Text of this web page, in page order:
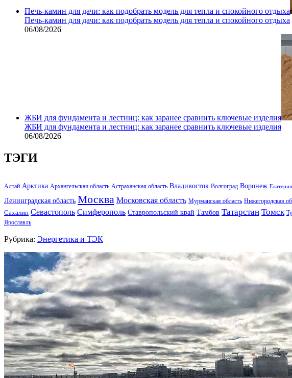
Печь-камин для дачи: как подобрать модель для тепла и спокойного отдыха
Печь-камин для дачи: как подобрать модель для тепла и спокойного отдыха
06/08/2026
ЖБИ для фундамента и лестниц: как заранее сравнить ключевые изделия
ЖБИ для фундамента и лестниц: как заранее сравнить ключевые изделия
06/08/2026
ТЭГИ
Алтай Арктика Архангельская область Астраханская область Владивосток Волгоград Воронеж
Ленинградская область Москва Московская область Мурманская область Нижегородская
Сахалин Севастополь Симферополь Ставропольский край Тамбов Татарстан Томск
Ярославль
Рубрика: Энергетика и ТЭК